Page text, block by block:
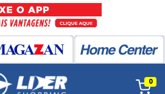
0